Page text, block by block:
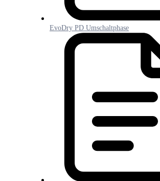
EvoDry PD Umschaltphase